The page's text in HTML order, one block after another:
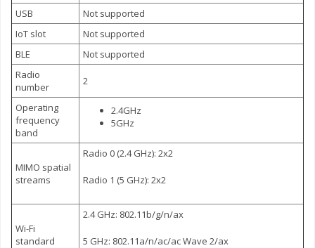
USB
Not supported
IoT slot
Not supported
BLE
Not supported
Radio
number
2
Operating
frequency
band
2.4GHz
5GHz
MIMO spatial
streams
Radio 0 (2.4 GHz): 2x2
Radio 1 (5 GHz): 2x2
Wi-Fi
standard
2.4 GHz: 802.11b/g/n/ax
5 GHz: 802.11a/n/ac/ac Wave 2/ax